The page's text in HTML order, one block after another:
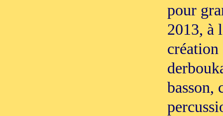
pour
2013, à
création
basson,